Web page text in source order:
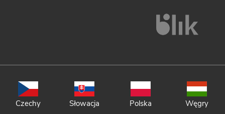
Czechy Słowacja Polska Węgry